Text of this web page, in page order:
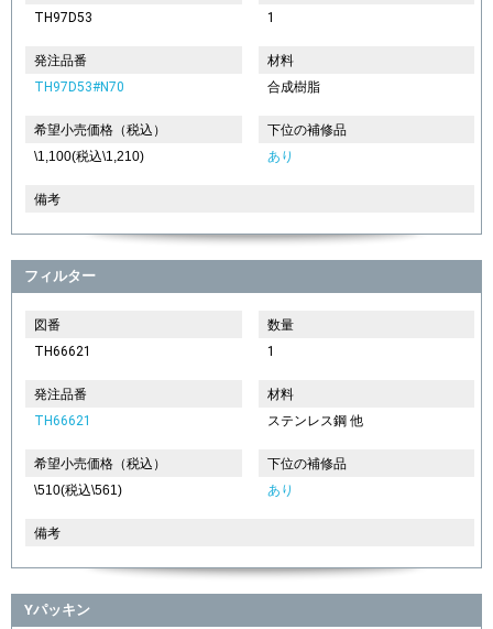
TH97D53
1
発注品番
TH97D53#N70
材料
合成樹脂
希望小売価格（税込）
\1,100(税込\1,210)
下位の補修品
あり
備考
フィルター
図番
TH66621
数量
1
発注品番
TH66621
材料
ステンレス鋼 他
希望小売価格（税込）
\510(税込\561)
下位の補修品
あり
備考
Yパッキン